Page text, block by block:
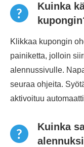
Kuinka
Klikkaa kupongin
painiketta, jolloin
alennussivulle.
seuraa ohjeita.
aktivoituu
Kuinka